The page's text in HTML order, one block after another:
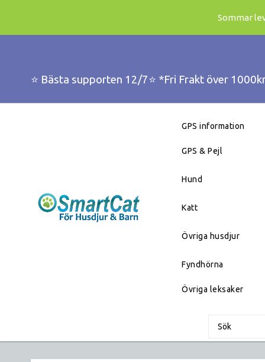
Sommar
⭐️ Bästa supporten 12/7⭐️ *Fri Frakt över
GPS information
GPS & Pejl
Hund
Katt
Övriga husdjur
Fyndhörna
Övriga leksaker